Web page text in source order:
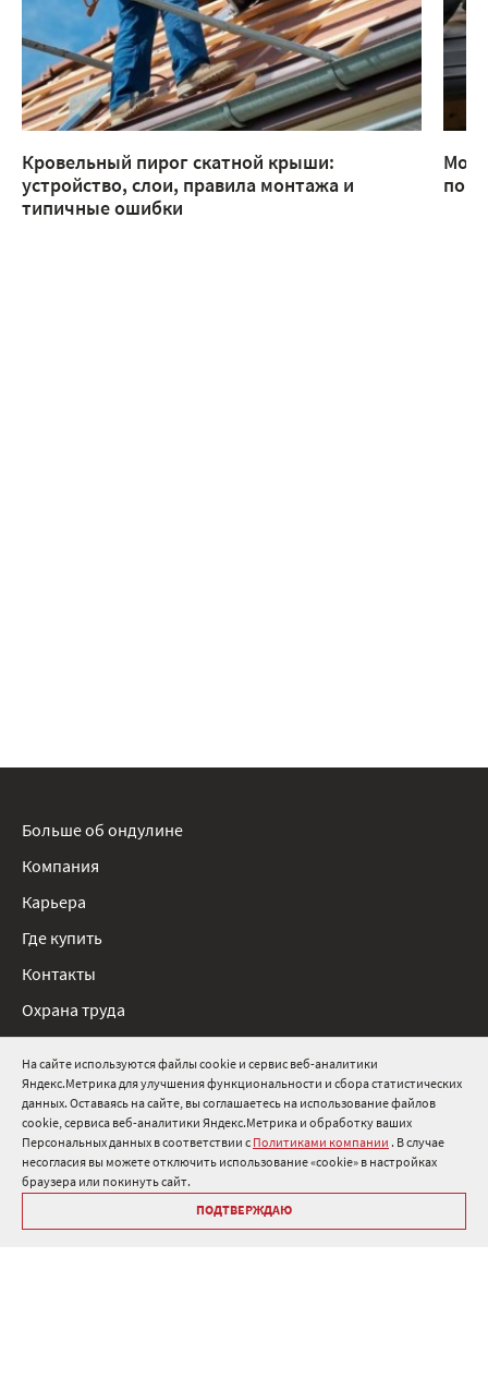
На сайте используются файлы cookie и сервис веб-аналитики
Яндекс.Метрика для улучшения функциональности и сбора статистических
данных. Оставаясь на сайте, вы соглашаетесь на использование файлов
cookie, сервиса веб-аналитики Яндекс.Метрика и обработку ваших
Персональных данных в соответствии с Политиками компании . В случае
несогласия вы можете отключить использование «cookie» в настройках
браузера или покинуть сайт.
ПОДТВЕРЖДАЮ
Кровельный пирог скатной крыши:
устройство, слои, правила монтажа и
типичные ошибки
8 800 511 91 82
info@onduline.ru
Россия Беларусь Казахстан
Больше об ондулине
Компания
Карьера
Где купить
Контакты
Охрана труда